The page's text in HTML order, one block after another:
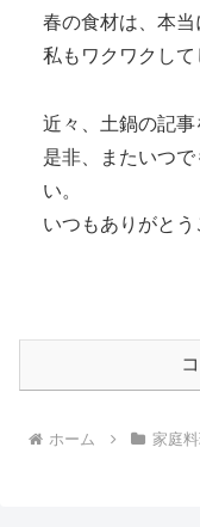
春の食材は、本当
私もワクワクして
近々、土鍋の記事
是非、またいつ
い。
いつもありがとう
ホーム 家庭